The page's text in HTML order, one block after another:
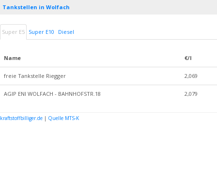
Tankstellen in Wolfach
Super E5 Super E10 Diesel
Name €/l
freie Tankstelle Riegger 2,069
AGIP ENI WOLFACH - BAHNHOFSTR.18 2,079
kraftstoffbilliger.de | Quelle MTS-K